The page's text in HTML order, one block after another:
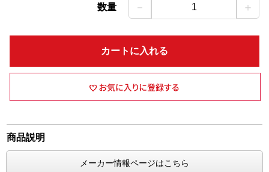
数量 － 1 ＋
カートに入れる
商品説明
メーカー情報ページはこちら